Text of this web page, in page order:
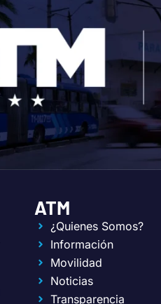
ATM
¿Quienes Somos?
Información
Movilidad
Noticias
Transparencia